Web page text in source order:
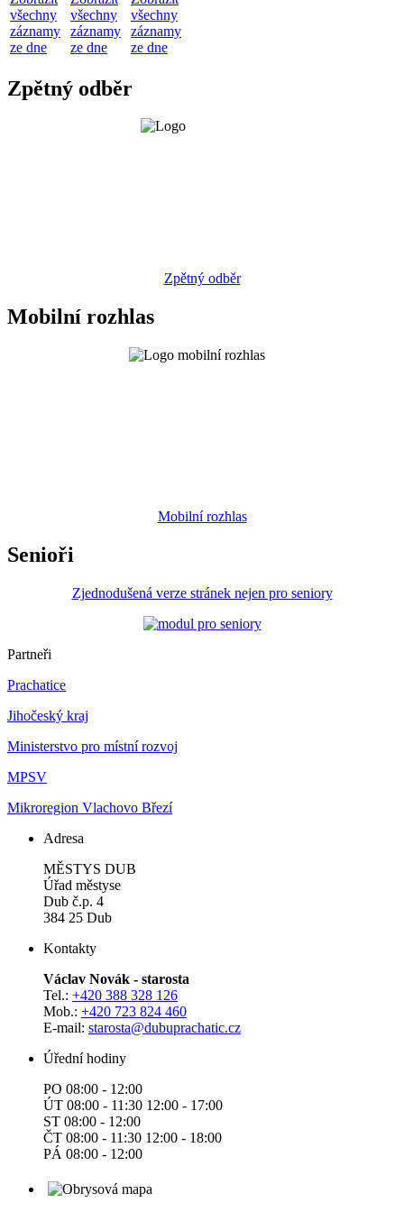
všechny
záznamy
ze dne
všechny
záznamy
ze dne
všechny
záznamy
ze dne
Zpětný odběr
Zpětný odběr
Mobilní rozhlas
Mobilní rozhlas
Senioři
Zjednodušená verze stránek nejen pro seniory
Partneři
Prachatice
Jihočeský kraj
Ministerstvo pro místní rozvoj
MPSV
Mikroregion Vlachovo Březí
Adresa
MĚSTYS DUB
Úřad městyse
Dub č.p. 4
384 25 Dub
Kontakty
Václav Novák - starosta
Tel.: +420 388 328 126
Mob.: +420 723 824 460
E-mail: starosta@dubuprachatic.cz
Úřední hodiny
PO 08:00 - 12:00
ÚT 08:00 - 11:30 12:00 - 17:00
ST 08:00 - 12:00
ČT 08:00 - 11:30 12:00 - 18:00
PÁ 08:00 - 12:00